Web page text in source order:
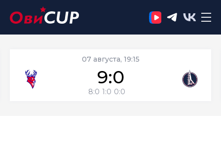
07 августа, 19:15
9:0
8:0 1:0 0:0